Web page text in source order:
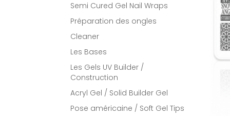
Semi Cured Gel Nail Wraps
Préparation des ongles
Cleaner
Les Bases
Les Gels UV Builder /
Construction
Acryl Gel / Solid Builder Gel
Pose américaine / Soft Gel Tips